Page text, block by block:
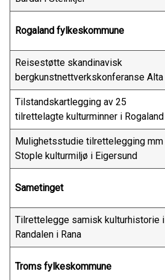
Rogaland fylkeskommune
Reisestøtte skandinavisk
bergkunstnettverkskonferanse Alta
Tilstandskartlegging av 25
tilrettelagte kulturminner i Rogaland
Mulighetsstudie tilrettelegging mm
Stople kulturmiljø i Eigersund
Sametinget
Tilrettelegge samisk kulturhistorie i
Randalen i Rana
Troms fylkeskommune